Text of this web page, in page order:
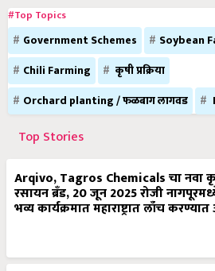
#Top Topics
Government Schemes Soybean
Chili Farming
कृषी प्रक्रिया
Orchard planting / फळबाग लागवड
Top Stories
Arqivo, Tagros Chemicals चा नवा
रसायन ब्रँड, 20 जून 2025 रोजी
भव्य कार्यक्रमात महाराष्ट्रात लाँच